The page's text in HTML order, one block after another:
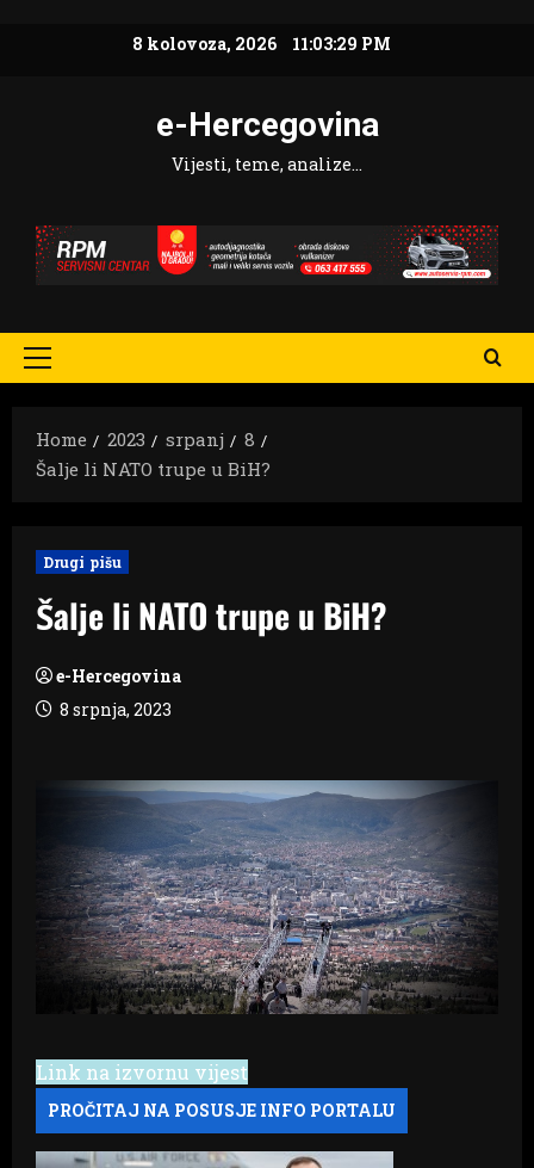
8 kolovoza, 2026 11:03:30 PM
e-Hercegovina
Vijesti, teme, analize…
Primary
Home
2023 srpanj
8
Šalje li NATO trupe u BiH?
Drugi pišu
Šalje li NATO trupe u BiH?
e-Hercegovina
8 srpnja, 2023
Link na izvornu vijest